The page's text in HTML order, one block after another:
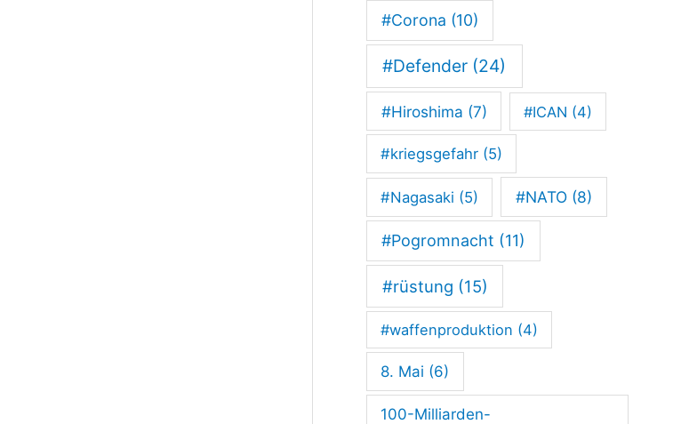
#Corona (10)
#Defender (24)
#Hiroshima (7) #ICAN (4)
#kriegsgefahr (5)
#Nagasaki (5) #NATO(8)
#Pogromnacht (11)
#rüstung (15)
#waffenproduktion (4)
8. Mai (6)
100-Milliarden-